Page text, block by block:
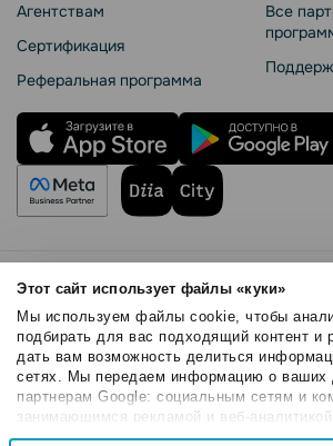
Этот сайт использует файлы «куки»
Мы используем файлы cookie, чтобы
подбирать для вас подходящий контент и
дать вам возможность делиться
сетях. Мы передаем информацию о ваших
партнерам Google: социальным сетям и
занимающимся рекламой и веб-
могут комбинировать эти сведения с
Выбор
Агентствам
Сертификация
Реферальная программа
Все
Правила использования
Безопасность SendPulse
Политика конфиденциальности
Политика Cookies
© 2015 - 2026. ООО «СендПульс». Все